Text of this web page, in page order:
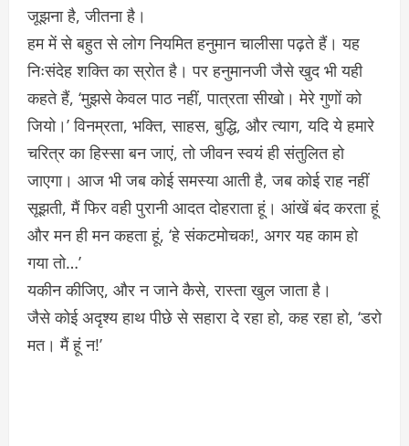
जूझना है, जीतना है।
हम में से बहुत से लोग नियमित हनुमान चालीसा पढ़ते हैं। यह
निःसंदेह शक्ति का स्रोत है। पर हनुमानजी जैसे खुद भी यही
कहते हैं, ‘मुझसे केवल पाठ नहीं, पात्रता सीखो। मेरे गुणों को
जियो।’ विनम्रता, भक्ति, साहस, बुद्धि, और त्याग, यदि ये हमारे
चरित्र का हिस्सा बन जाएं, तो जीवन स्वयं ही संतुलित हो
जाएगा। आज भी जब कोई समस्या आती है, जब कोई राह नहीं
सूझती, मैं फिर वही पुरानी आदत दोहराता हूं। आंखें बंद करता हूं
और मन ही मन कहता हूं, ‘हे संकटमोचक!, अगर यह काम हो
गया तो…’
यकीन कीजिए, और न जाने कैसे, रास्ता खुल जाता है।
जैसे कोई अदृश्य हाथ पीछे से सहारा दे रहा हो, कह रहा हो, ‘डरो
मत। मैं हूं न!’